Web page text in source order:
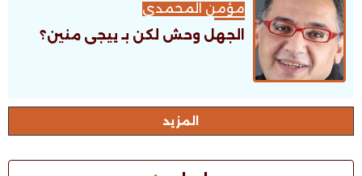
مؤمن المحمدى
الجهل وحش لكن بـ ييجى منين؟
اﻟﻤﺰﻳﺪ